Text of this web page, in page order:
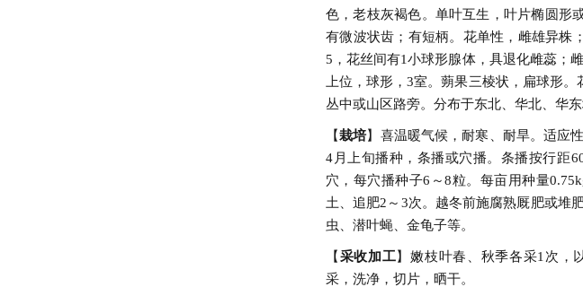
色，老枝灰褐色。单叶互生，叶片椭圆形
有微波状齿；有短柄。花单性，雌雄异株
5，花丝间有1小球形腺体，具退化雌蕊；
上位，球形，3室。蒴果三棱状，扁球形
丛中或山区路旁。分布于东北、华北、华
【栽培】喜温暖气候，耐寒、耐旱。适应
4月上旬播种，条播或穴播。条播按行距
穴，每穴播种子6～8粒。每亩用种量
土、追肥2～3次。越冬前施腐熟厩肥或堆
虫、潜叶蝇、金龟子等。
【采收加工】嫩枝叶春、秋季各采1次，
采，洗净，切片，晒干。